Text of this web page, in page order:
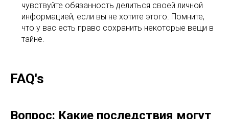
чувствуйте обязанность делиться своей личной
информацией, если вы не хотите этого. Помните,
что у вас есть право сохранить некоторые вещи в
тайне.
FAQ's
Вопрос: Какие последствия могут